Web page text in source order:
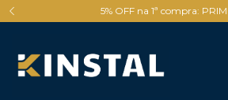
5% OFF na 1ª compra: